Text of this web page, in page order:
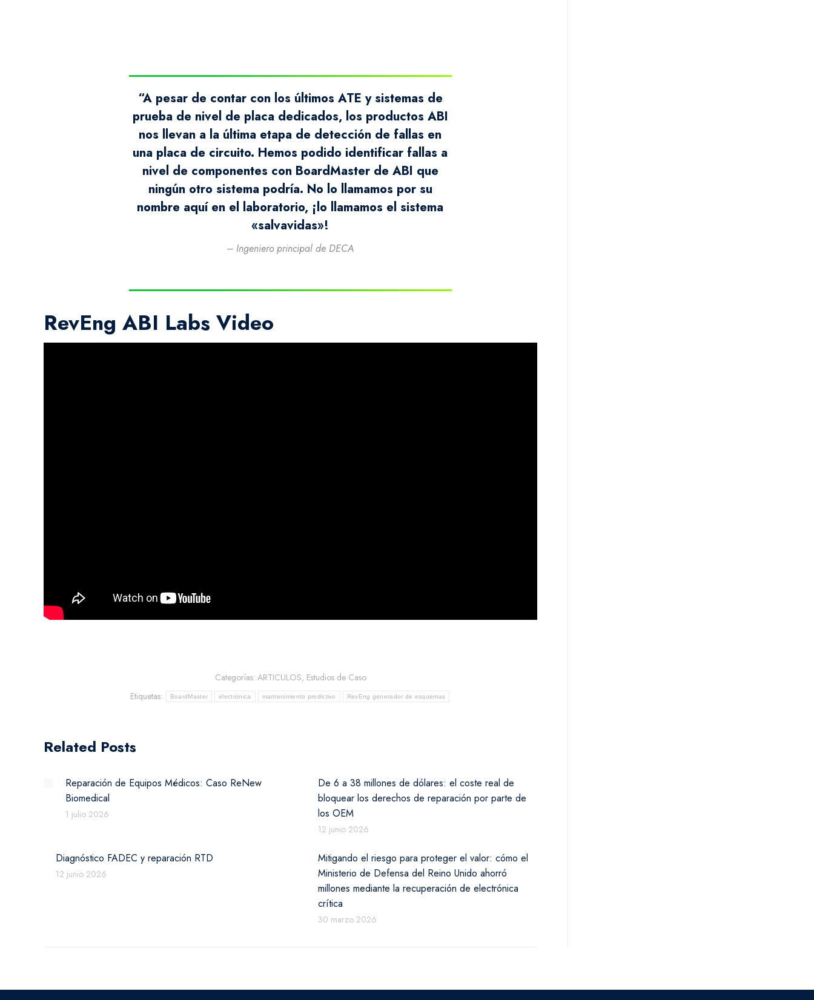
“A pesar de contar con los últimos ATE y sistemas de
prueba de nivel de placa dedicados, los productos ABI
nos llevan a la última etapa de detección de fallas en
una placa de circuito. Hemos podido identificar fallas a
nivel de componentes con BoardMaster de ABI que
ningún otro sistema podría. No lo llamamos por su
nombre aquí en el laboratorio, ¡lo llamamos el sistema
«salvavidas»!
– Ingeniero principal de DECA
RevEng ABI Labs Video
Categorías: ARTICULOS, Estudios de Caso
Etiquetas:
BoardMaster electrónica mantenimiento predictivo RevEng generador de esquemas
Related Posts
Reparación de Equipos Médicos: Caso ReNew
Biomedical
1 julio 2026
De 6 a 38 millones de dólares: el coste real de
bloquear los derechos de reparación por parte de
los OEM
12 junio 2026
Diagnóstico FADEC y reparación RTD
12 junio 2026
Mitigando el riesgo para proteger el valor: cómo el
Ministerio de Defensa del Reino Unido ahorró
millones mediante la recuperación de electrónica
crítica
30 marzo 2026